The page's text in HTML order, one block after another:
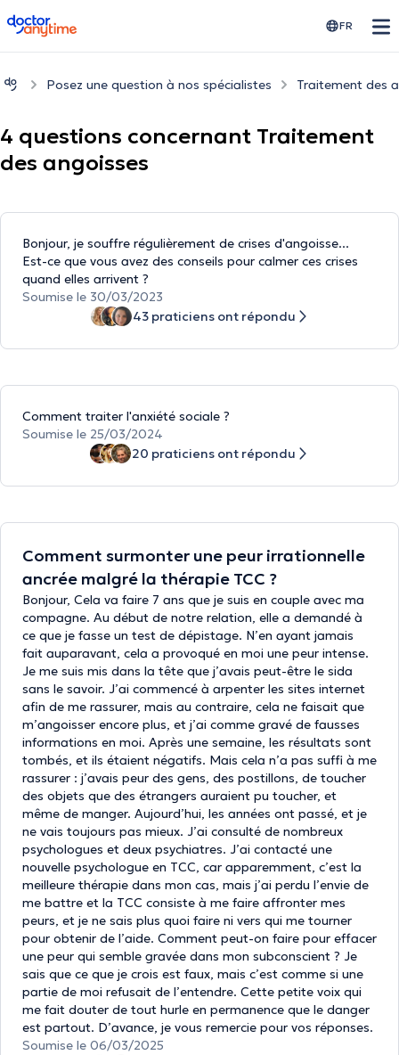
doctoranytime FR
Posez une question à nos spécialistes Traitement des
4 questions concernant Traitement
des angoisses
Bonjour, je souffre régulièrement de crises d'angoisse...
Est-ce que vous avez des conseils pour calmer ces crises
quand elles arrivent ?
Soumise le 30/03/2023
43 praticiens ont répondu
Comment traiter l'anxiété sociale ?
Soumise le 25/03/2024
20 praticiens ont répondu
Comment surmonter une peur irrationnelle
ancrée malgré la thérapie TCC ?
Bonjour, Cela va faire 7 ans que je suis en couple avec ma
compagne. Au début de notre relation, elle a demandé à
ce que je fasse un test de dépistage. N’en ayant jamais
fait auparavant, cela a provoqué en moi une peur intense.
Je me suis mis dans la tête que j’avais peut-être le sida
sans le savoir. J’ai commencé à arpenter les sites internet
afin de me rassurer, mais au contraire, cela ne faisait que
m’angoisser encore plus, et j’ai comme gravé de fausses
informations en moi. Après une semaine, les résultats sont
tombés, et ils étaient négatifs. Mais cela n’a pas suffi à me
rassurer : j’avais peur des gens, des postillons, de toucher
des objets que des étrangers auraient pu toucher, et
même de manger. Aujourd’hui, les années ont passé, et je
ne vais toujours pas mieux. J’ai consulté de nombreux
psychologues et deux psychiatres. J’ai contacté une
nouvelle psychologue en TCC, car apparemment, c’est la
meilleure thérapie dans mon cas, mais j’ai perdu l’envie de
me battre et la TCC consiste à me faire affronter mes
peurs, et je ne sais plus quoi faire ni vers qui me tourner
pour obtenir de l’aide. Comment peut-on faire pour effacer
une peur qui semble gravée dans mon subconscient ? Je
sais que ce que je crois est faux, mais c’est comme si une
partie de moi refusait de l’entendre. Cette petite voix qui
me fait douter de tout hurle en permanence que le danger
est partout. D’avance, je vous remercie pour vos réponses.
Soumise le 06/03/2025